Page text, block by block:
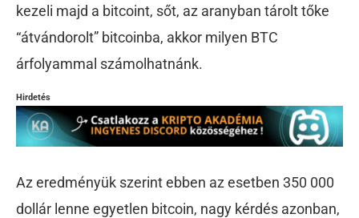
kezeli majd a bitcoint, sőt, az aranyban tárolt tőke
“átvándorolt” bitcoinba, akkor milyen BTC
árfolyammal számolhatnánk.
Hirdetés
Az eredményük szerint ebben az esetben 350 000
dollár lenne egyetlen bitcoin, nagy kérdés azonban,